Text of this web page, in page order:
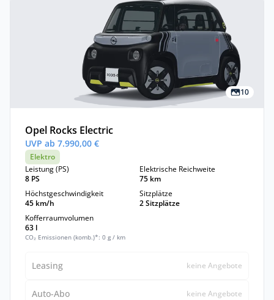
10
Opel Rocks Electric
UVP ab 7.990,00 €
Elektro
Leistung (PS)
8 PS
Elektrische Reichweite
75 km
Höchstgeschwindigkeit
45 km/h
Sitzplätze
2 Sitzplätze
Kofferraumvolumen
63 l
CO₂ Emissionen (komb.)*: 0 g / km
Leasing keine Angebote
Auto-Abo keine Angebote